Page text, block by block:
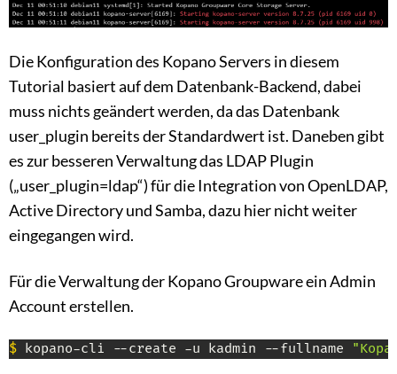
Die Konfiguration des Kopano Servers in diesem
Tutorial basiert auf dem Datenbank-Backend, dabei
muss nichts geändert werden, da das Datenbank
user_plugin bereits der Standardwert ist. Daneben gibt
es zur besseren Verwaltung das LDAP Plugin
(„user_plugin=ldap“) für die Integration von OpenLDAP,
Active Directory und Samba, dazu hier nicht weiter
eingegangen wird.
Für die Verwaltung der Kopano Groupware ein Admin
Account erstellen.
$ kopano-cli --create -u kadmin --fullname